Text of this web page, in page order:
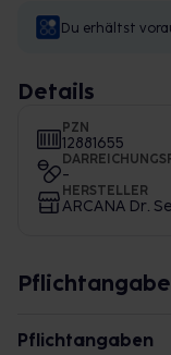
Du erhältst
Details
PZN
12881655
-
HERSTELLER
ARCANA Dr.
Pflichtangaben